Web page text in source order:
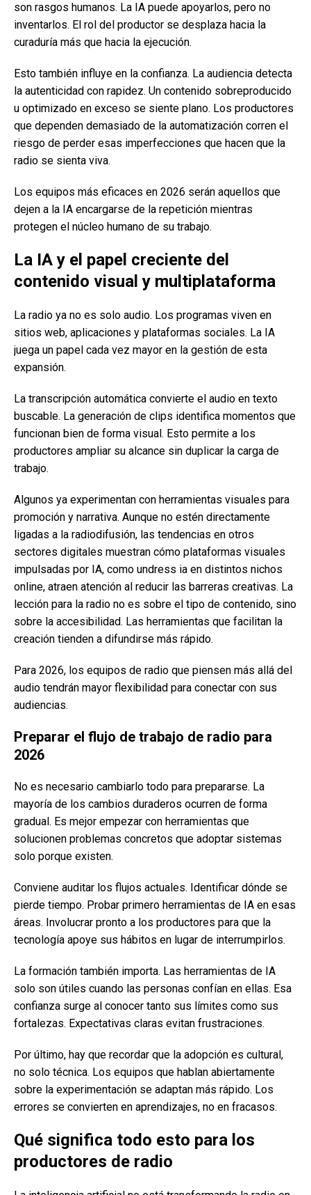
son rasgos humanos. La IA puede apoyarlos, pero no
inventarlos. El rol del productor se desplaza hacia la
curaduría más que hacia la ejecución.
Esto también influye en la confianza. La audiencia detecta
la autenticidad con rapidez. Un contenido sobreproducido
u optimizado en exceso se siente plano. Los productores
que dependen demasiado de la automatización corren el
riesgo de perder esas imperfecciones que hacen que la
radio se sienta viva.
Los equipos más eficaces en 2026 serán aquellos que
dejen a la IA encargarse de la repetición mientras
protegen el núcleo humano de su trabajo.
La IA y el papel creciente del
contenido visual y multiplataforma
La radio ya no es solo audio. Los programas viven en
sitios web, aplicaciones y plataformas sociales. La IA
juega un papel cada vez mayor en la gestión de esta
expansión.
La transcripción automática convierte el audio en texto
buscable. La generación de clips identifica momentos que
funcionan bien de forma visual. Esto permite a los
productores ampliar su alcance sin duplicar la carga de
trabajo.
Algunos ya experimentan con herramientas visuales para
promoción y narrativa. Aunque no estén directamente
ligadas a la radiodifusión, las tendencias en otros
sectores digitales muestran cómo plataformas visuales
impulsadas por IA, como undress ia en distintos nichos
online, atraen atención al reducir las barreras creativas. La
lección para la radio no es sobre el tipo de contenido, sino
sobre la accesibilidad. Las herramientas que facilitan la
creación tienden a difundirse más rápido.
Para 2026, los equipos de radio que piensen más allá del
audio tendrán mayor flexibilidad para conectar con sus
audiencias.
Preparar el flujo de trabajo de radio para
2026
No es necesario cambiarlo todo para prepararse. La
mayoría de los cambios duraderos ocurren de forma
gradual. Es mejor empezar con herramientas que
solucionen problemas concretos que adoptar sistemas
solo porque existen.
Conviene auditar los flujos actuales. Identificar dónde se
pierde tiempo. Probar primero herramientas de IA en esas
áreas. Involucrar pronto a los productores para que la
tecnología apoye sus hábitos en lugar de interrumpirlos.
La formación también importa. Las herramientas de IA
solo son útiles cuando las personas confían en ellas. Esa
confianza surge al conocer tanto sus límites como sus
fortalezas. Expectativas claras evitan frustraciones.
Por último, hay que recordar que la adopción es cultural,
no solo técnica. Los equipos que hablan abiertamente
sobre la experimentación se adaptan más rápido. Los
errores se convierten en aprendizajes, no en fracasos.
Qué significa todo esto para los
productores de radio